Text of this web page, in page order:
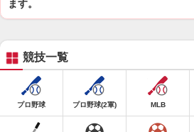
ます。
競技一覧
プロ野球 プロ野球(2軍) MLB